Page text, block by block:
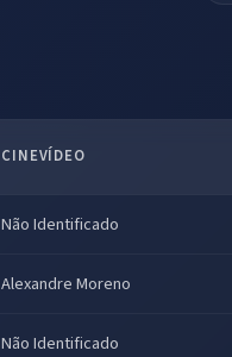
CINEVÍDEO
Não Identificado
Alexandre Moreno
Não Identificado